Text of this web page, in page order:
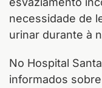
necessidade de
urinar durante à
No Hospital
informados